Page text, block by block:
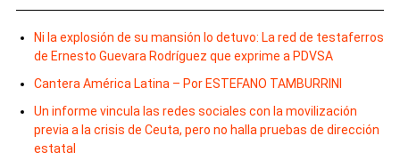
Ni la explosión de su mansión lo detuvo: La red de testaferros
de Ernesto Guevara Rodríguez que exprime a PDVSA
Cantera América Latina – Por ESTEFANO TAMBURRINI
Un informe vincula las redes sociales con la movilización
previa a la crisis de Ceuta, pero no halla pruebas de dirección
estatal